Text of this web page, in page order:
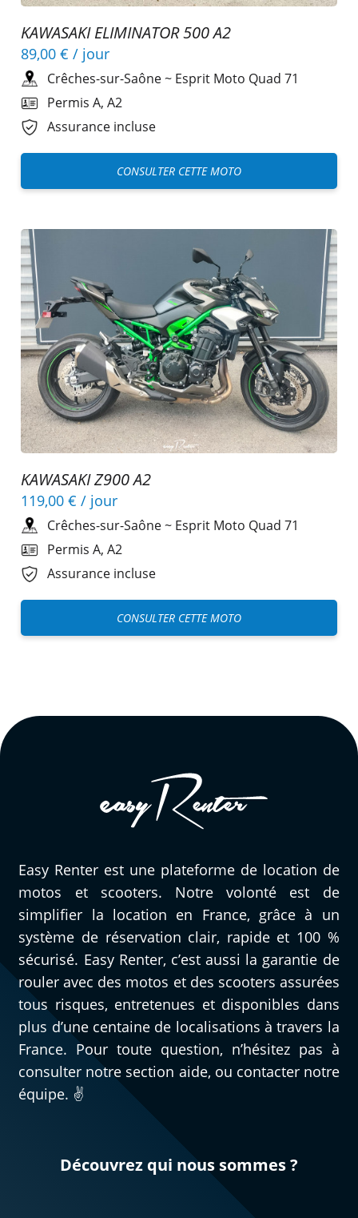
KAWASAKI ELIMINATOR 500 A2
89,00 € / jour
Crêches-sur-Saône~ Esprit Moto Quad 71
Permis A, A2
Assurance incluse
CONSULTER CETTE MOTO
KAWASAKI Z900 A2
119,00 € / jour
Crêches-sur-Saône~ Esprit Moto Quad 71
Permis A, A2
Assurance incluse
CONSULTER CETTE MOTO
Easy Renter est une plateforme de location de
motos et scooters. Notre volonté est de
simplifier la location en France, grâce à un
système de réservation clair, rapide et 100 %
sécurisé. Easy Renter, c’est aussi la garantie de
rouler avec des motos et des scooters assurées
tous risques, entretenues et disponibles dans
plus d’une centaine de localisations à travers la
France. Pour toute question, n’hésitez pas à
consulter notre section aide, ou contacter notre
équipe. ✌️
Découvrez qui nous sommes ?